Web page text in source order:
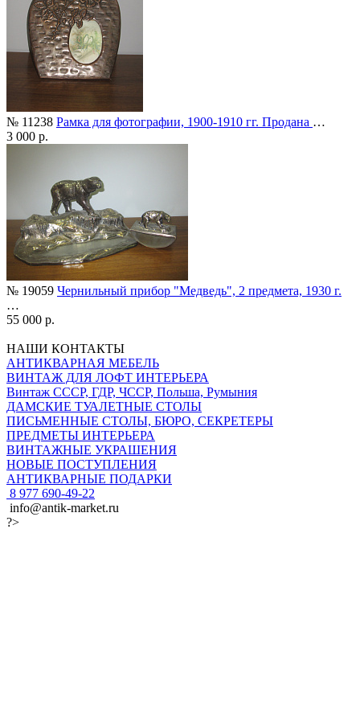
№ 11238 Рамка для фотографии, 1900-1910 гг. Продана …
3 000 р.
№ 19059 Чернильный прибор "Медведь", 2 предмета, 1930 г.
…
55 000 р.
НАШИ КОНТАКТЫ
АНТИКВАРНАЯ МЕБЕЛЬ
ВИНТАЖ ДЛЯ ЛОФТ ИНТЕРЬЕРА
Винтаж СССР, ГДР, ЧССР, Польша, Румыния
ДАМСКИЕ ТУАЛЕТНЫЕ СТОЛЫ
ПИСЬМЕННЫЕ СТОЛЫ, БЮРО, СЕКРЕТЕРЫ
ПРЕДМЕТЫ ИНТЕРЬЕРА
ВИНТАЖНЫЕ УКРАШЕНИЯ
НОВЫЕ ПОСТУПЛЕНИЯ
АНТИКВАРНЫЕ ПОДАРКИ
8 977 690-49-22
info@antik-market.ru
?>